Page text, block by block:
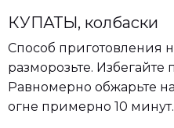
КУПАТЫ, колбаски
Способ приготовления
разморозьте. Избегайте
Равномерно обжарьте
огне примерно 10 минут.